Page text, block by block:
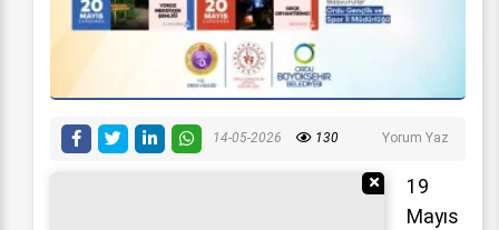
14-05-2026 130 Yorum Yaz
Reklamı Gizle
19
Mayıs